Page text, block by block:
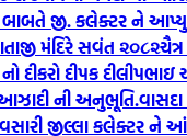
બાબતે જી. કલેક્ટર ને
મંદિરે સવંત
દીકરો દીપક
આઝાદી ની અનુભૂતિ.
જીલ્લા કલેક્ટર ને